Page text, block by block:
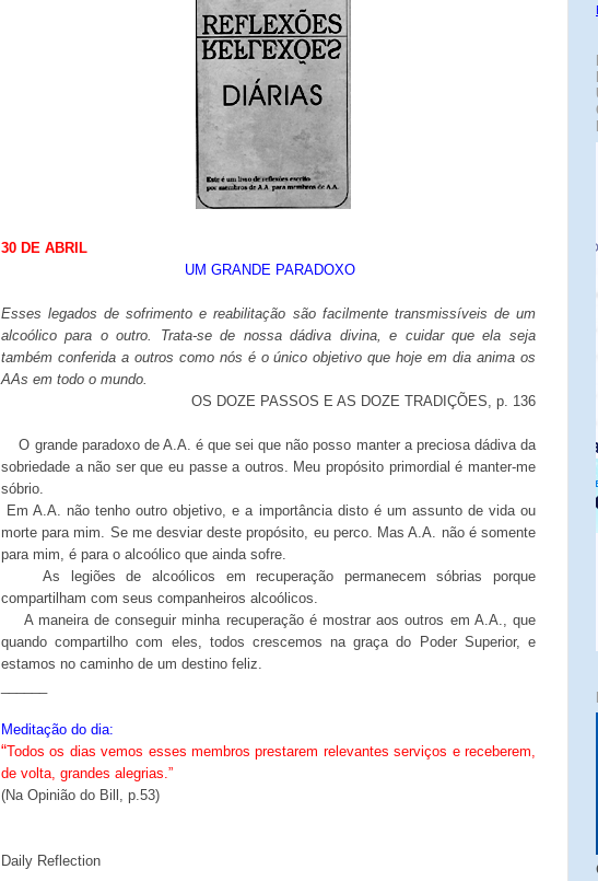
30 DE ABRIL
UM GRANDE PARADOXO
Esses legados de sofrimento e reabilitação são facilmente transmissíveis de um
alcoólico para o outro. Trata-se de nossa dádiva divina, e cuidar que ela seja
também conferida a outros como nós é o único objetivo que hoje em dia anima os
AAs em todo o mundo.
OS DOZE PASSOS E AS DOZE TRADIÇÕES, p. 136
O grande paradoxo de A.A. é que sei que não posso manter a preciosa dádiva da
sobriedade a não ser que eu passe a outros. Meu propósito primordial é manter-me
sóbrio.
Em A.A. não tenho outro objetivo, e a importância disto é um assunto de vida ou
morte para mim. Se me desviar deste propósito, eu perco. Mas A.A. não é somente
para mim, é para o alcoólico que ainda sofre.
As legiões de alcoólicos em recuperação permanecem sóbrias porque
compartilham com seus companheiros alcoólicos.
A maneira de conseguir minha recuperação é mostrar aos outros em A.A., que
quando compartilho com eles, todos crescemos na graça do Poder Superior, e
estamos no caminho de um destino feliz.
Meditação do dia:
“Todos os dias vemos esses membros prestarem relevantes serviços e receberem,
de volta, grandes alegrias.”
(Na Opinião do Bill, p.53)
Daily Reflection